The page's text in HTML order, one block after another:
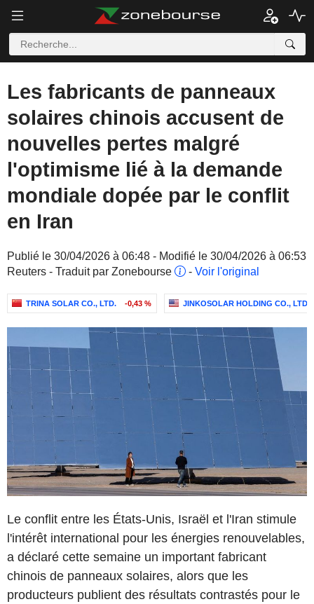
Les fabricants de panneaux
solaires chinois accusent de
nouvelles pertes malgré
l'optimisme lié à la demande
mondiale dopée par le conflit
en Iran
Publié le 30/04/2026 à 06:48 - Modifié le 30/04/2026 à 06:53
Reuters - Traduit par Zonebourse
- Voir l'original
TRINA SOLAR CO., LTD. -0,43 % JINKOSOLAR HOLDING CO., LTD.
Le conflit entre les États-Unis, Israël et l'Iran stimule
l'intérêt international pour les énergies renouvelables,
a déclaré cette semaine un important fabricant
chinois de panneaux solaires, alors que les
producteurs publient des résultats contrastés pour le